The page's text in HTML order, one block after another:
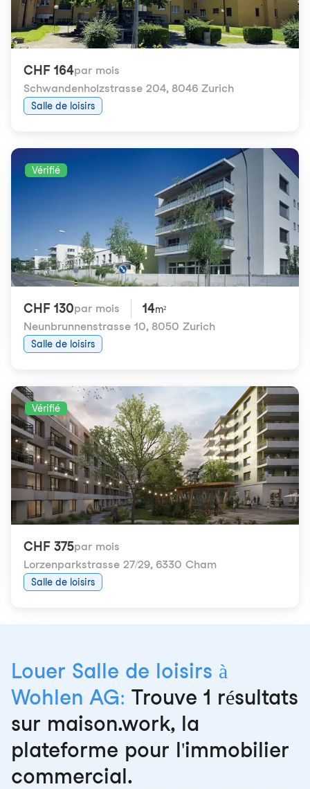
CHF 164par mois
Schwandenholzstrasse 204, 8046 Zurich
Salle de loisirs
Vérifié
CHF 130par mois 14m²
Neunbrunnenstrasse 10, 8050 Zurich
Salle de loisirs
Vérifié
CHF 375par mois
Lorzenparkstrasse 27/29, 6330 Cham
Salle de loisirs
Louer Salle de loisirs à
Wohlen AG: Trouve 1 résultats
sur maison.work, la
plateforme pour l'immobilier
commercial.